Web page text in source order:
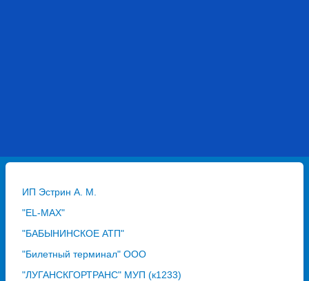
ИП Эстрин А. М.
"EL-MAX"
"БАБЫНИНСКОЕ АТП"
"Билетный терминал" ООО
"ЛУГАНСКГОРТРАНС" МУП (к1233)